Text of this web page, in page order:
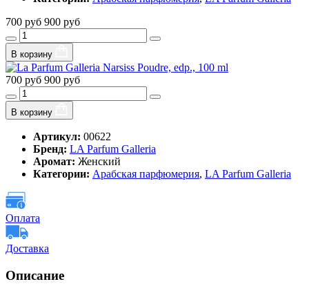
700 руб 900 руб
В корзину
700 руб 900 руб
В корзину
Артикул: 00622
Бренд: LA Parfum Galleria
Аромат: Женский
Категории: Арабская парфюмерия, LA Parfum Galleria
Оплата
Доставка
Описание